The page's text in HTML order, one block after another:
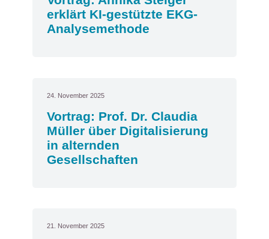
erklärt KI-gestützte EKG-
Analysemethode
24. November 2025
Vortrag: Prof. Dr. Claudia
Müller über Digitalisierung
in alternden
Gesellschaften
21. November 2025